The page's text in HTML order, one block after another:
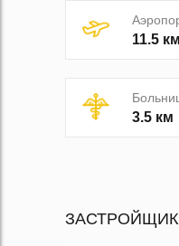
11.5 км
3.5 км
ЗАСТРОЙЩИК